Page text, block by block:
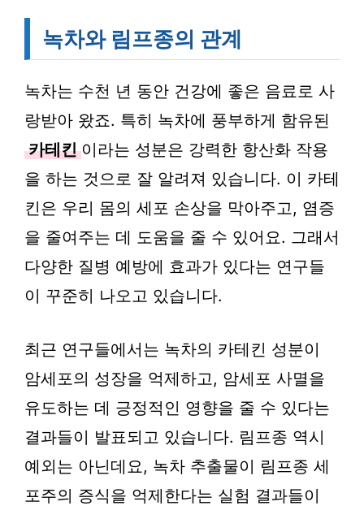
녹차와 림프종의 관계
녹차는 수천 년 동안 건강에 좋은 음료로 사
랑받아 왔죠. 특히 녹차에 풍부하게 함유된
카테킨 이라는 성분은 강력한 항산화 작용
을 하는 것으로 잘 알려져 있습니다. 이 카테
킨은 우리 몸의 세포 손상을 막아주고, 염증
을 줄여주는 데 도움을 줄 수 있어요. 그래서
다양한 질병 예방에 효과가 있다는 연구들
이 꾸준히 나오고 있습니다.
최근 연구들에서는 녹차의 카테킨 성분이
암세포의 성장을 억제하고, 암세포 사멸을
유도하는 데 긍정적인 영향을 줄 수 있다는
결과들이 발표되고 있습니다. 림프종 역시
예외는 아닌데요, 녹차 추출물이 림프종 세
포주의 증식을 억제한다는 실험 결과들이